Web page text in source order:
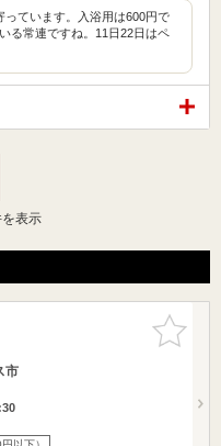
っています。入浴用は600円で
る常連ですね。11日22日はペ
表示
お気に入
りに追加
市